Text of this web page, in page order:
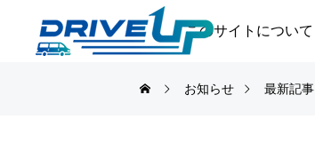
このサイトについて
お知らせ 最新記事